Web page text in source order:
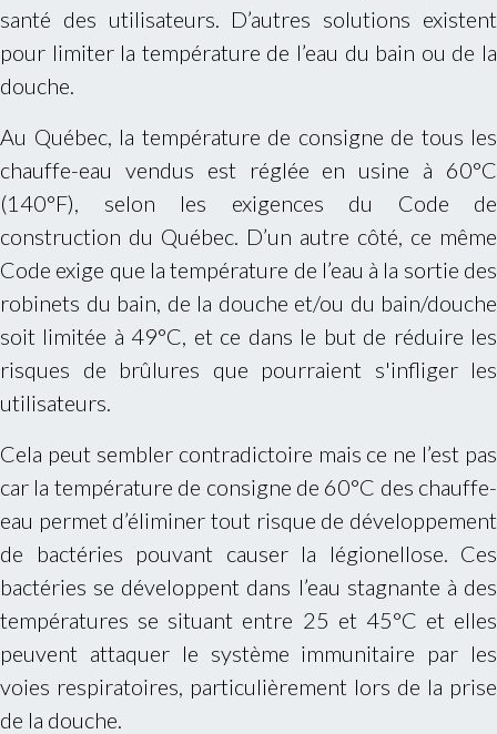
santé des utilisateurs. D’autres solutions existent
pour limiter la température de l’eau du bain ou de la
douche.
Au Québec, la température de consigne de tous les
chauffe-eau vendus est réglée en usine à 60°C
(140°F), selon les exigences du Code de
construction du Québec. D’un autre côté, ce même
Code exige que la température de l’eau à la sortie des
robinets du bain, de la douche et/ou du bain/douche
soit limitée à 49°C, et ce dans le but de réduire les
risques de brûlures que pourraient s'infliger les
utilisateurs.
Cela peut sembler contradictoire mais ce ne l’est pas
car la température de consigne de 60°C des chauffe-
eau permet d’éliminer tout risque de développement
de bactéries pouvant causer la légionellose. Ces
bactéries se développent dans l’eau stagnante à des
températures se situant entre 25 et 45°C et elles
peuvent attaquer le système immunitaire par les
voies respiratoires, particulièrement lors de la prise
de la douche.